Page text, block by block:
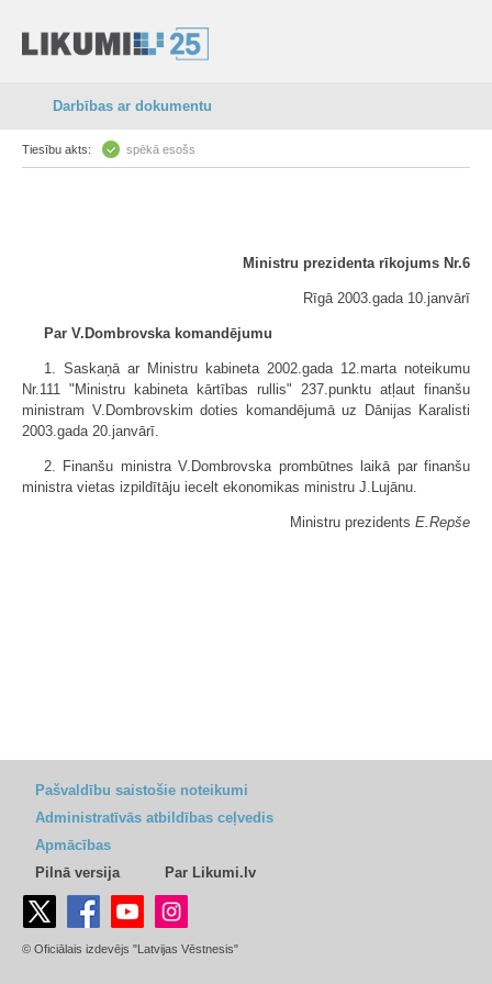
Darbības ar dokumentu
Tiesību akts: spēkā esošs
Ministru prezidenta rīkojums Nr.6
Rīgā 2003.gada 10.janvārī
Par V.Dombrovska komandējumu
1. Saskaņā ar Ministru kabineta 2002.gada 12.marta noteikumu
Nr.111 "Ministru kabineta kārtības rullis" 237.punktu atļaut finanšu
ministram V.Dombrovskim doties komandējumā uz Dānijas Karalisti
2003.gada 20.janvārī.
2. Finanšu ministra V.Dombrovska prombūtnes laikā par finanšu
ministra vietas izpildītāju iecelt ekonomikas ministru J.Lujānu.
Ministru prezidents E.Repše
Pašvaldību saistošie noteikumi
Administratīvās atbildības ceļvedis
Apmācības
Pilnā versija
Par Likumi.lv
© Oficiālais izdevējs "Latvijas Vēstnesis"